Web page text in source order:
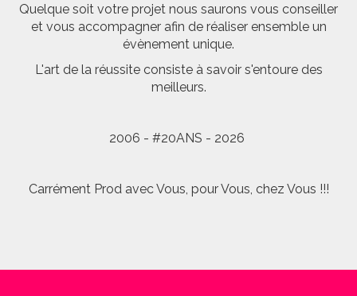
Quelque soit votre projet nous saurons vous conseiller
et vous accompagner afin de réaliser ensemble un
évènement unique.
L'art de la réussite consiste à savoir s'entoure des
meilleurs.
2006 - #20ANS - 2026
Carrément Prod avec Vous, pour Vous, chez Vous !!!